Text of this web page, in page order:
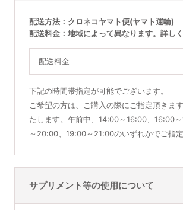
配送方法
クロネコヤマト便(ヤマト運輸)
配送料金
地域によって異なります。詳し
配送料金
下記の時間帯指定が可能でございます。
ご希望の方は、ご購入の際にご指定頂きま
たします。午前中、14:00～16:00、16:00
～20:00、19:00～21:00のいずれかでご指定
サプリメント等の使用について